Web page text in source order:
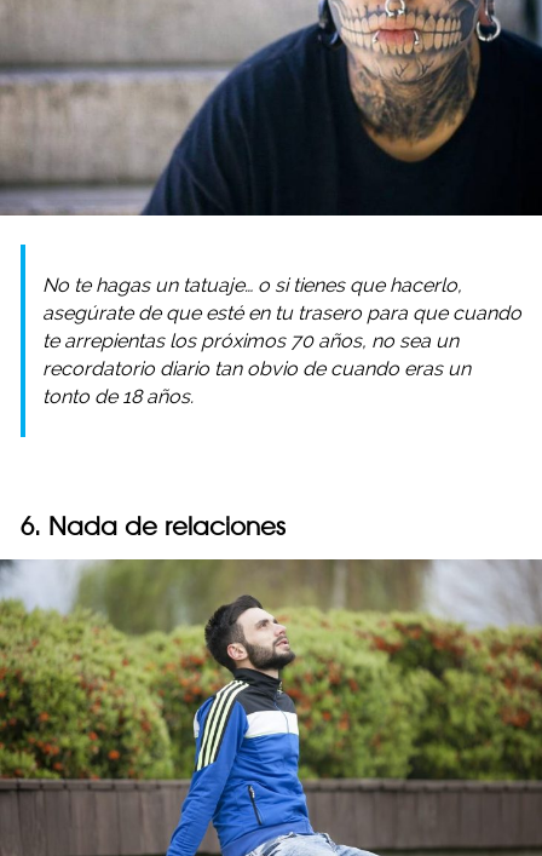
No te hagas un tatuaje… o si tienes que hacerlo,
asegúrate de que esté en tu trasero para que cuando
te arrepientas los próximos 70 años, no sea un
recordatorio diario tan obvio de cuando eras un
tonto de 18 años.
6. Nada de relaciones